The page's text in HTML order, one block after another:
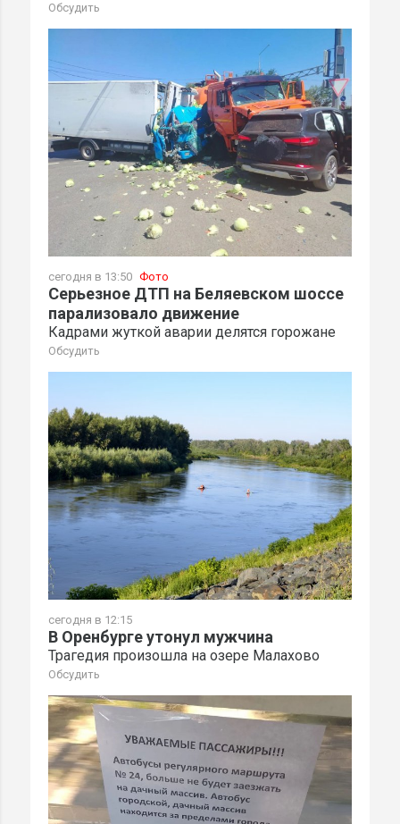
Обсудить
сегодня в 13:50 Фото
Серьезное ДТП на Беляевском шоссе
парализовало движение
Кадрами жуткой аварии делятся горожане
Обсудить
сегодня в 12:15
В Оренбурге утонул мужчина
Трагедия произошла на озере Малахово
Обсудить